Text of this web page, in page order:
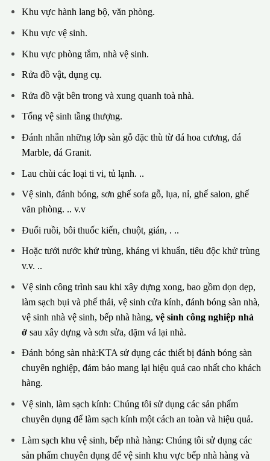
Khu vực hành lang bộ, văn phòng.
Khu vực vệ sinh.
Khu vực phòng tắm, nhà vệ sinh.
Rửa đồ vật, dụng cụ.
Rửa đồ vật bên trong và xung quanh toà nhà.
Tổng vệ sinh tầng thượng.
Đánh nhẵn những lớp sàn gỗ đặc thù từ đá hoa cương, đá
Marble, đá Granit.
Lau chùi các loại ti vi, tủ lạnh. ..
Vệ sinh, đánh bóng, sơn ghế sofa gỗ, lụa, nỉ, ghế salon, ghế
văn phòng. .. v.v
Đuổi ruồi, bôi thuốc kiến, chuột, gián, . ..
Hoặc tưới nước khử trùng, kháng vi khuẩn, tiêu độc khử trùng
v.v. ..
Vệ sinh công trình sau khi xây dựng xong, bao gồm dọn dẹp,
làm sạch bụi và phế thải, vệ sinh cửa kính, đánh bóng sàn nhà,
vệ sinh nhà vệ sinh, bếp nhà hàng, vệ sinh công nghiệp nhà
ởsau xây dựng và sơn sửa, dặm vá lại nhà.
Đánh bóng sàn nhà:KTA sử dụng các thiết bị đánh bóng sàn
chuyên nghiệp, đảm bảo mang lại hiệu quả cao nhất cho khách
hàng.
Vệ sinh, làm sạch kính: Chúng tôi sử dụng các sản phẩm
chuyên dụng để làm sạch kính một cách an toàn và hiệu quả.
Làm sạch khu vệ sinh, bếp nhà hàng: Chúng tôi sử dụng các
sản phẩm chuyên dụng để vệ sinh khu vực bếp nhà hàng và